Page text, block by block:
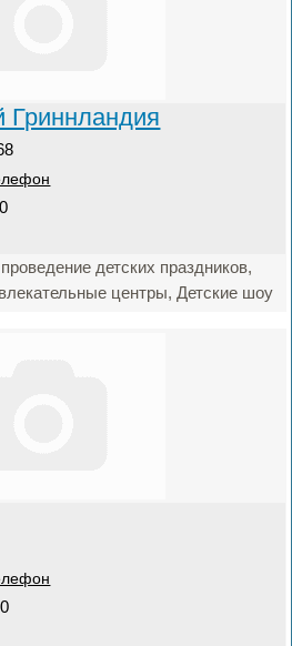
Гриннландия
детских праздников,
центры, Детские шоу